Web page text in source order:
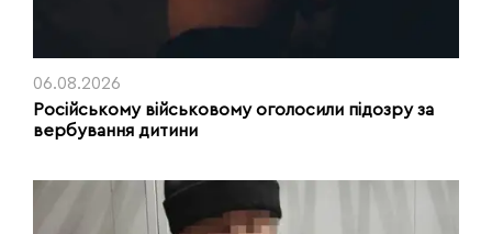
06.08.2026
Російському військовому оголосили підозру за
вербування дитини